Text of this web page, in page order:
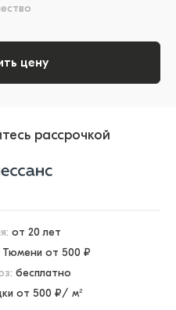
цену
рассрочкой
от 20 лет
Тюмени от 500 ₽
бесплатно
от 500 ₽/ м²